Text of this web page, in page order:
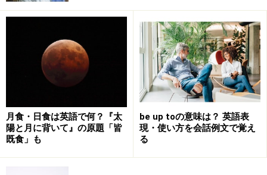
英語で「市」や「県」はどう書く？
「市」については次の3通りの書き方があり、どれでも
月食・日食は英語で何？『太
陽と月に背いて』の原題「皆
既食」も
be up toの意味は？ 英語表
現・使い方を会話例文で覚え
る